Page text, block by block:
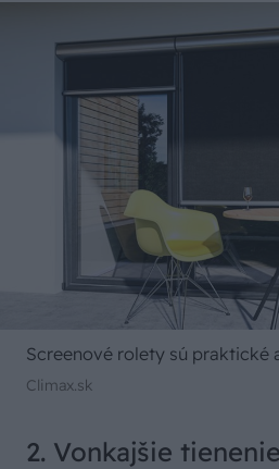
Screenové rolety sú praktické
Climax.sk
2. Vonkajšie